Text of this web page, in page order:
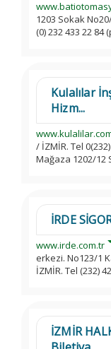
1203 Sokak
(0) 232 433 22 84
Kulalılar
Hizm...
/ İZMİR. Tel
Mağaza 1202/12
İRDE
www.irde.com.tr
erkezi. No123/1
İZMİR. Tel (232)
İZMİR